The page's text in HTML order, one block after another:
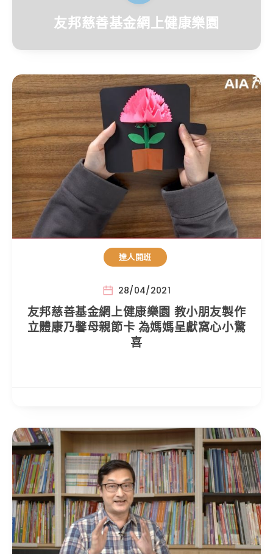
友邦慈善基金網上健康樂園
達人開班
28/04/2021
友邦慈善基金網上健康樂園 教小朋友製作
立體康乃馨母親節卡 為媽媽呈獻窩心小驚
喜